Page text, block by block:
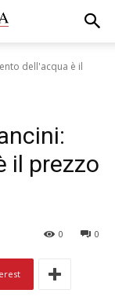
dell'acqua è il
il prezzo
0
0